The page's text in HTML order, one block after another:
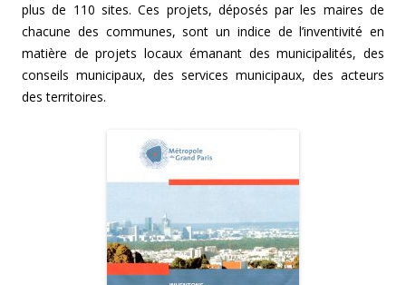
plus de 110 sites. Ces projets, déposés par les maires de
chacune des communes, sont un indice de l’inventivité en
matière de projets locaux émanant des municipalités, des
conseils municipaux, des services municipaux, des acteurs
des territoires.